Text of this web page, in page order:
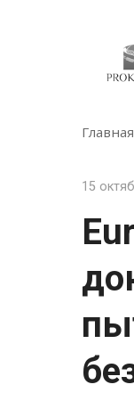
Главная
15